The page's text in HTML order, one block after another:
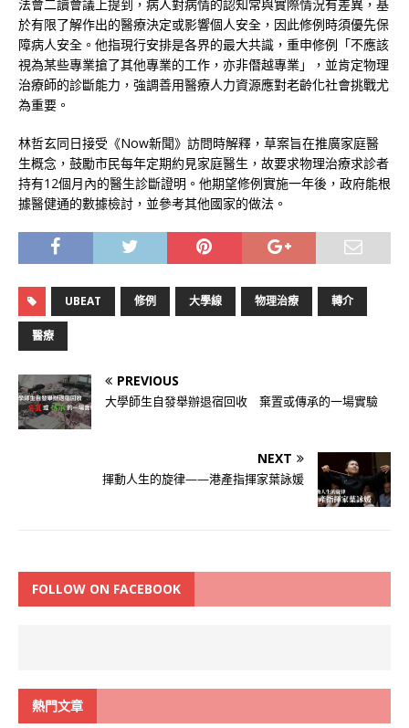
法會二讀會議上提到，病人對病情的認知常與實際情況有差異，基
於有限了解作出的醫療決定或影響個人安全，因此修例時須優先保
障病人安全。他指現行安排是各界的最大共識，重申修例「不應該
視為某些專業搶了其他專業的工作，亦非僭越專業」，並肯定物理
治療師的診斷能力，強調善用醫療人力資源應對老齡化社會挑戰尤
為重要。
林哲玄同日接受《Now新聞》訪問時解釋，草案旨在推廣家庭醫
生概念，鼓勵市民每年定期約見家庭醫生，故要求物理治療求診者
持有12個月內的醫生診斷證明。他期望修例實施一年後，政府能根
據醫健通的數據檢討，並參考其他國家的做法。
UBEAT 修例 大學線 物理治療 轉介
醫療
PREVIOUS
大學師生自發舉辦退宿回收 棄置或傳承的一場實驗
NEXT
揮動人生的旋律——港產指揮家葉詠媛
FOLLOW ON FACEBOOK
熱門文章